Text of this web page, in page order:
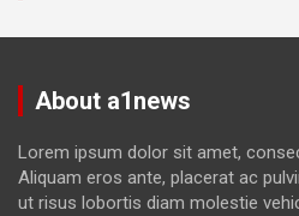
About a1news
Lorem ipsum dolor sit amet,
Aliquam eros ante, placerat ac
ut risus lobortis diam molestie